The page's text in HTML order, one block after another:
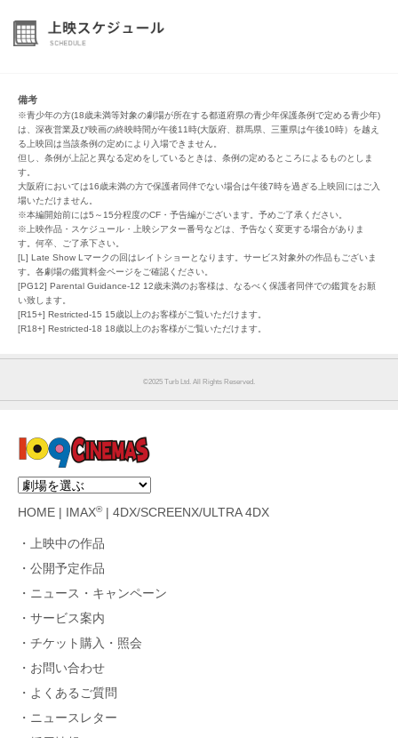
備考
※青少年の方(18歳未満等対象の劇場が所在する都道府県の青少年保護条例で定める青少年)
は、深夜営業及び映画の終映時間が午後11時(大阪府、群馬県、三重県は午後10時）を越え
る上映回は当該条例の定めにより入場できません。
但し、条例が上記と異なる定めをしているときは、条例の定めるところによるものとしま
す。
大阪府においては16歳未満の方で保護者同伴でない場合は午後7時を過ぎる上映回にはご入
場いただけません。
※本編開始前には5～15分程度のCF・予告編がございます。予めご了承ください。
※上映作品・スケジュール・上映シアター番号などは、予告なく変更する場合がありま
す。何卒、ご了承下さい。
[L] Late Show Lマークの回はレイトショーとなります。サービス対象外の作品もございま
す。各劇場の鑑賞料金ページをご確認ください。
[PG12] Parental Guidance-12 12歳未満のお客様は、なるべく保護者同伴での鑑賞をお願
い致します。
[R15+] Restricted-15 15歳以上のお客様がご覧いただけます。
[R18+] Restricted-18 18歳以上のお客様がご覧いただけます。
©︎2025 Turb Ltd. All Rights Reserved.
HOME IMAX®| 4DX/SCREENX/ULTRA 4DX
上映中の作品
公開予定作品
ニュース・キャンペーン
サービス案内
チケット購入・照会
お問い合わせ
よくあるご質問
ニュースレター